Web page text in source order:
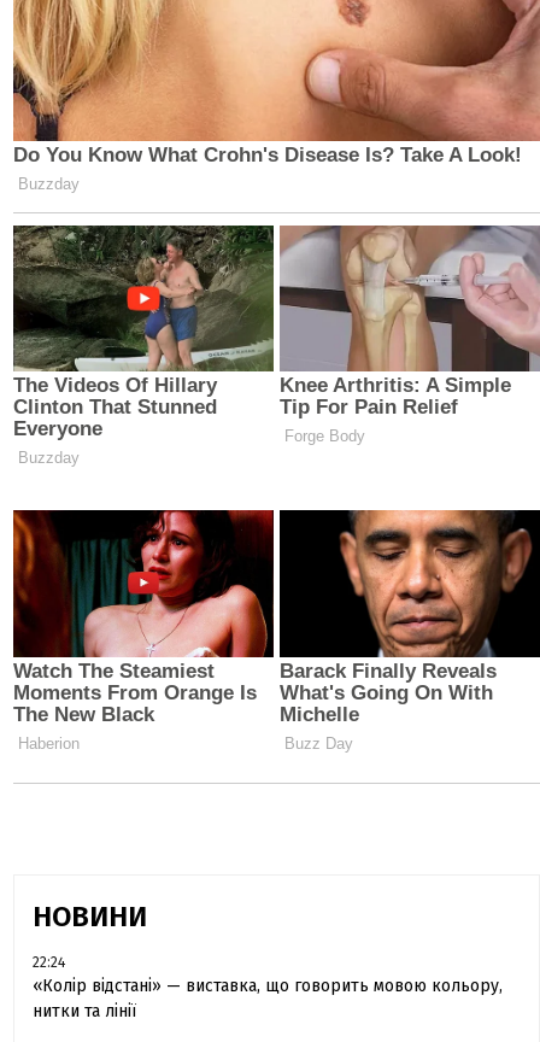
НОВИНИ
22:24
«Колір відстані» — виставка, що говорить мовою кольору,
нитки та лінії